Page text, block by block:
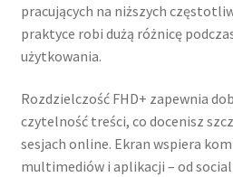
pracujących na niższych
praktyce robi dużą różnicę
użytkowania.
Rozdzielczość FHD+ zapewnia
czytelność treści, co docenisz
sesjach online. Ekran wspiera
multimediów i aplikacji – od